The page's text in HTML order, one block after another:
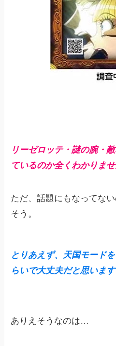
リーゼロッテ・謎の腕・
ているのか全くわかりま
ただ、話題にもなってな
そう。
とりあえず、天国モード
らいで大丈夫だと思います
ありえそうなのは…